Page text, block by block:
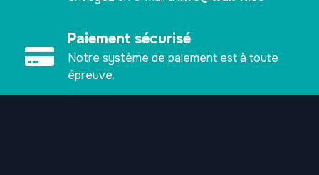
Paiement sécurisé ​
Notre système de paiement est à toute
épreuve.